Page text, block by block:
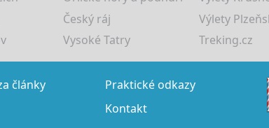
Český ráj Výlety
Vysoké Tatry Treking.cz
články
Praktické odkazy
Kontakt